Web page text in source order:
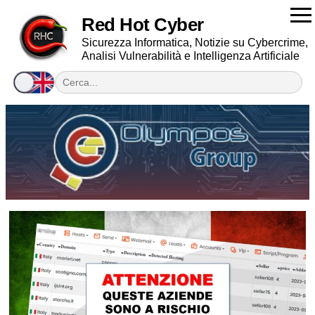
Red Hot Cyber
Sicurezza Informatica, Notizie su Cybercrime,
Analisi Vulnerabilità e Intelligenza Artificiale